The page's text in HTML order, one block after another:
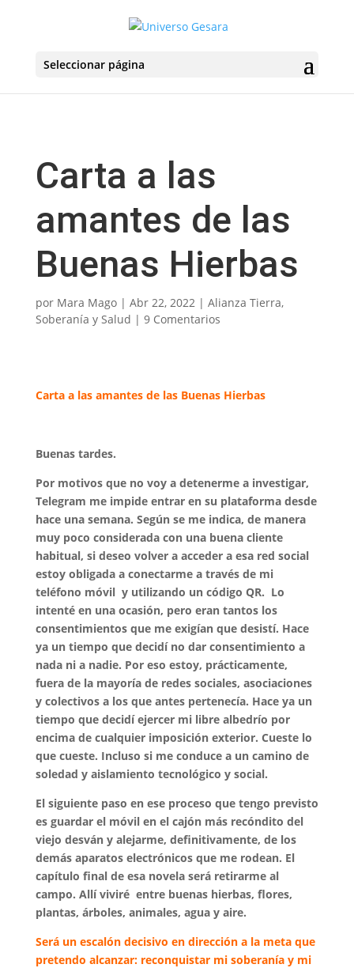
Seleccionar página
Carta a las
amantes de las
Buenas Hierbas
por Mara Mago| Abr 22, 2022| Alianza Tierra,
Soberanía y Salud | 9 Comentarios
Carta a las amantes de las Buenas Hierbas
Buenas tardes.
Por motivos que no voy a detenerme a investigar,
Telegram me impide entrar en su plataforma desde
hace una semana. Según se me indica, de manera
muy poco considerada con una buena cliente
habitual, si deseo volver a acceder a esa red social
estoy obligada a conectarme a través de mi
teléfono móvil y utilizando un código QR. Lo
intenté en una ocasión, pero eran tantos los
consentimientos que me exigían que desistí. Hace
ya un tiempo que decidí no dar consentimiento a
nada ni a nadie. Por eso estoy, prácticamente,
fuera de la mayoría de redes sociales, asociaciones
y colectivos a los que antes pertenecía. Hace ya un
tiempo que decidí ejercer mi libre albedrío por
encima de cualquier imposición exterior. Cueste lo
que cueste. Incluso si me conduce a un camino de
soledad y aislamiento tecnológico y social.
El siguiente paso en ese proceso que tengo previsto
es guardar el móvil en el cajón más recóndito del
viejo desván y alejarme, definitivamente, de los
demás aparatos electrónicos que me rodean. El
capítulo final de esa novela será retirarme al
campo. Allí viviré entre buenas hierbas, flores,
plantas, árboles, animales, agua y aire.
Será un escalón decisivo en dirección a la meta que
pretendo alcanzar: reconquistar mi soberanía y mi